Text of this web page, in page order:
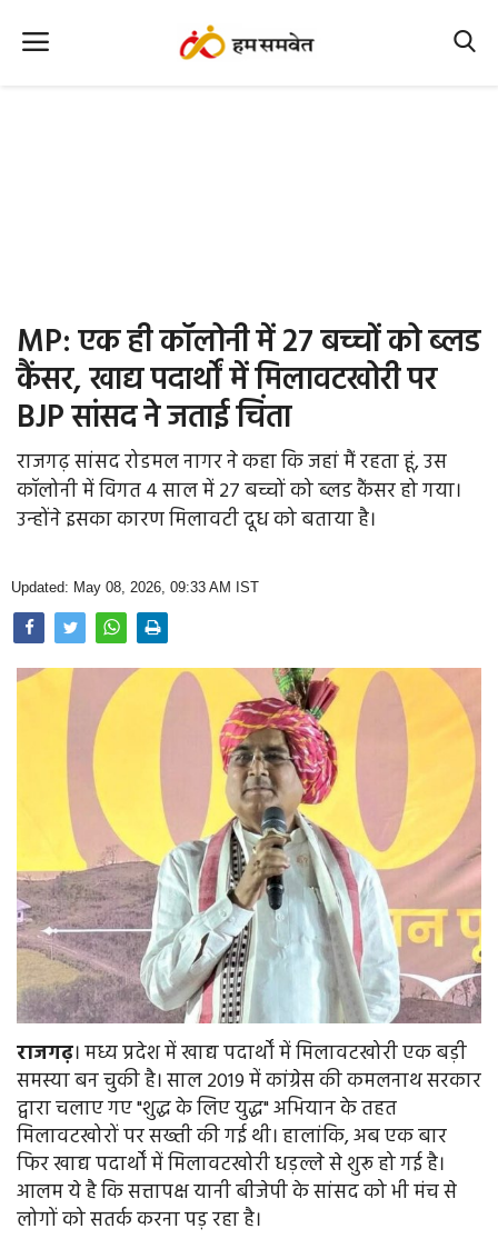
Office Office
Political Gossips
Farm & Food
Opinion
Photo Gallery
Home
MP: एक ही कॉलोनी में 27 बच्चों को ब्लड
कैंसर, खाद्य पदार्थों में मिलावटखोरी पर
BJP सांसद ने जताई चिंता
राजगढ़ सांसद रोडमल नागर ने कहा कि जहां मैं रहता हूं, उस
कॉलोनी में विगत 4 साल में 27 बच्चों को ब्लड कैंसर हो गया।
उन्होंने इसका कारण मिलावटी दूध को बताया है।
Updated: May 08, 2026, 09:33 AM IST
राजगढ़। मध्य प्रदेश में खाद्य पदार्थों में मिलावटखोरी एक बड़ी
समस्या बन चुकी है। साल 2019 में कांग्रेस की कमलनाथ सरकार
द्वारा चलाए गए "शुद्ध के लिए युद्ध" अभियान के तहत
मिलावटखोरों पर सख्ती की गई थी। हालांकि, अब एक बार
फिर खाद्य पदार्थों में मिलावटखोरी धड़ल्ले से शुरू हो गई है।
आलम ये है कि सत्तापक्ष यानी बीजेपी के सांसद को भी मंच से
लोगों को सतर्क करना पड़ रहा है।